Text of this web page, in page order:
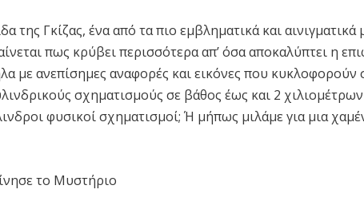
της Γκίζας, ένα από τα πιο εμβληματικά και αινιγματικά
πως κρύβει περισσότερα απ’ όσα αποκαλύπτει η
με ανεπίσημες αναφορές και εικόνες που κυκλοφορούν
σχηματισμούς σε βάθος έως και 2
φυσικοί σχηματισμοί; Ή μήπως μιλάμε για μια
το Μυστήριο